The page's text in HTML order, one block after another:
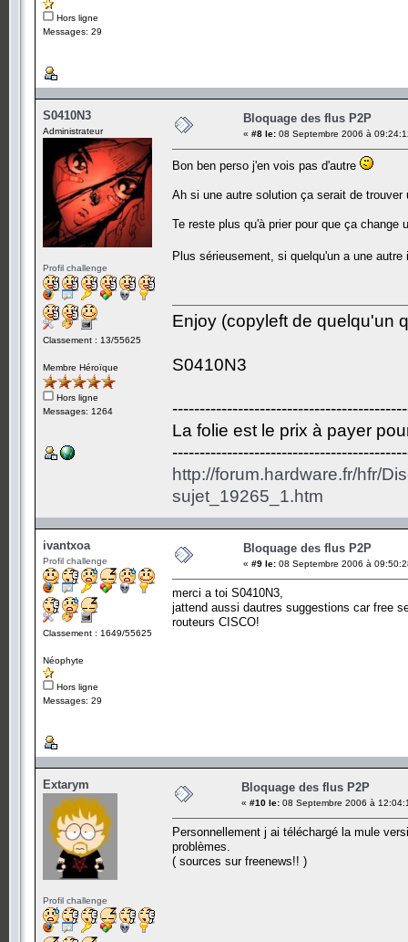
Hors ligne
Messages: 29
S0410N3
Administrateur
Profil challenge
Classement : 13/55625
Membre Héroïque
Hors ligne
Messages: 1264
Bloquage des flus P2P
« #8 le: 08 Septembre 2006 à
Bon ben perso j'en vois pas d'autre
Ah si une autre solution ça serait de
Te reste plus qu'à prier pour que ça change
Plus sérieusement, si quelqu'un a une
Enjoy (copyleft de quelqu'un
S0410N3
La folie est le prix à payer
http://forum.hardware.fr/hfr/
sujet_19265_1.htm
ivantxoa
Profil challenge
Classement : 1649/55625
Néophyte
Hors ligne
Messages: 29
Bloquage des flus P2P
« #9 le: 08 Septembre 2006 à
merci a toi S0410N3,
jattend aussi dautres suggestions car free
routeurs CISCO!
Extarym
Profil challenge
Bloquage des flus P2P
« #10 le: 08 Septembre 2006 à
Personnellement j ai téléchargé la mule
problèmes.
( sources sur freenews!! )